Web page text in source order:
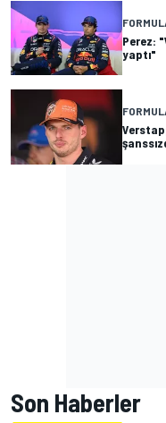
Perez:
yaptı"
Son Haberler